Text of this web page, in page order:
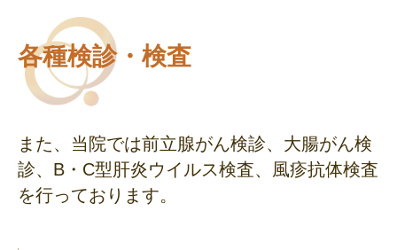
各種検診・検査
また、当院では前立腺がん検診、大腸がん検
診、B・C型肝炎ウイルス検査、風疹抗体検査
を行っております。